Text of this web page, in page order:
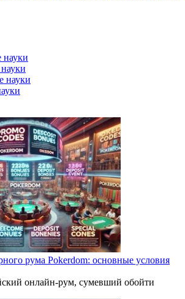
науки
науки
рума Pokerdom: основные условия
онлайн-рум, сумевший обойти